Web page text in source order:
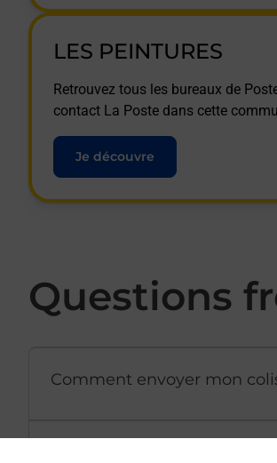
LES PEINTURES
Retrouvez tous les bureaux de
contact La Poste dans cette
Je découvre
Questions
Comment envoyer mon